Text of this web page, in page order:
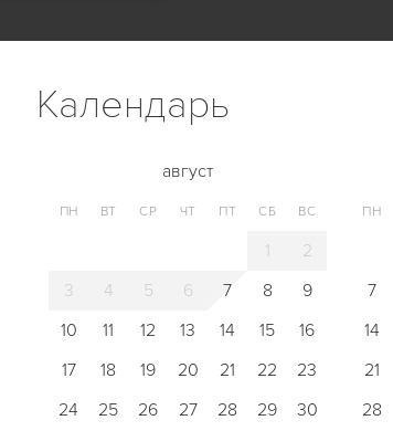
Календарь
август
ПН ВТ СР ЧТ ПТ СБ ВС
1
2
3
4 5 6 7 8
9
10
11 12 13 14 15
16
17
18 19 20 21 22
23
24
25 26 27 28 29
30
ПН
7
14
21
28